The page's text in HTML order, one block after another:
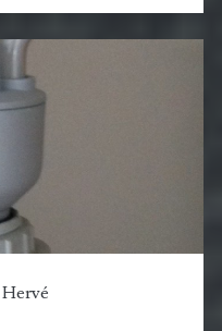
Hervé